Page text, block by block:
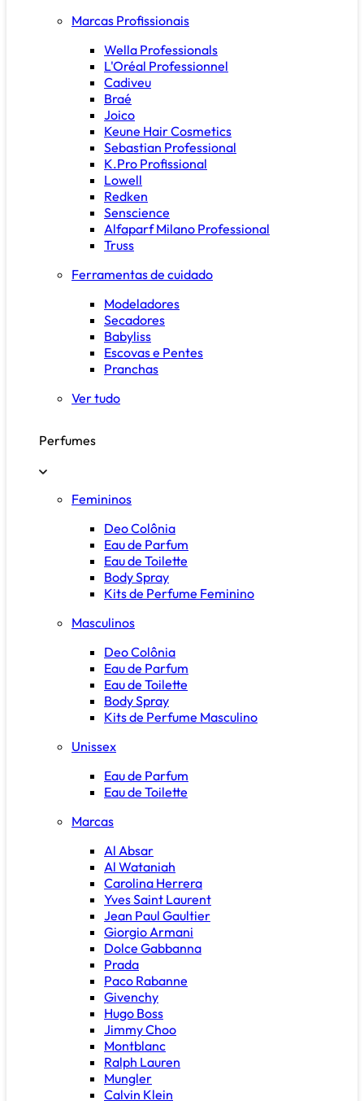
Marcas Profissionais
Wella Professionals
L'Oréal Professionnel
Cadiveu
Braé
Joico
Keune Hair Cosmetics
Sebastian Professional
K.Pro Profissional
Lowell
Redken
Senscience
Alfaparf Milano Professional
Truss
Ferramentas de cuidado
Modeladores
Secadores
Babyliss
Escovas e Pentes
Pranchas
Ver tudo
Perfumes
Femininos
Deo Colônia
Eau de Parfum
Eau de Toilette
Body Spray
Kits de Perfume Feminino
Masculinos
Deo Colônia
Eau de Parfum
Eau de Toilette
Body Spray
Kits de Perfume Masculino
Unissex
Eau de Parfum
Eau de Toilette
Marcas
Al Absar
Al Wataniah
Carolina Herrera
Yves Saint Laurent
Jean Paul Gaultier
Giorgio Armani
Dolce Gabbanna
Prada
Paco Rabanne
Givenchy
Hugo Boss
Jimmy Choo
Montblanc
Ralph Lauren
Mungler
Calvin Klein